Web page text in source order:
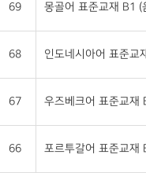
69 몽골어 표준교재 B1 (
68 인도네시아어 표준교
67 우즈베크어 표준교재
66 포르투갈어 표준교재